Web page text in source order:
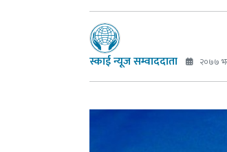
स्काई न्यूज सम्वाददाता २०७७